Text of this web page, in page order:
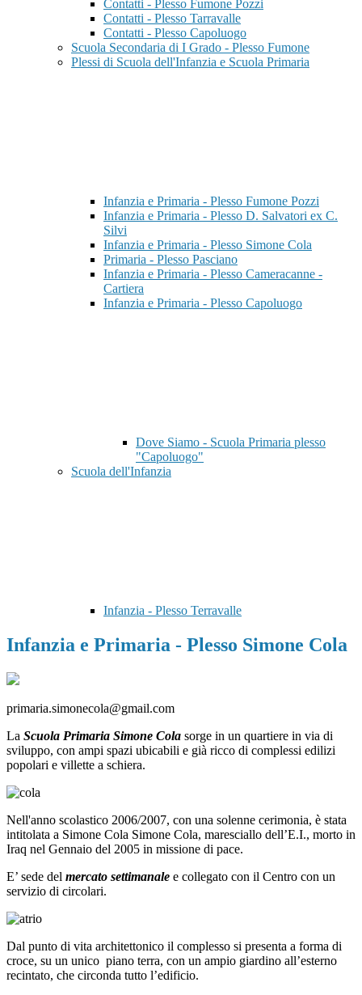
Contatti - Plesso Fumone Pozzi
Contatti - Plesso Tarravalle
Contatti - Plesso Capoluogo
Scuola Secondaria di I Grado - Plesso Fumone
Plessi di Scuola dell'Infanzia e Scuola Primaria
Infanzia e Primaria - Plesso Fumone Pozzi
Infanzia e Primaria - Plesso D. Salvatori ex C.
Silvi
Infanzia e Primaria - Plesso Simone Cola
Primaria - Plesso Pasciano
Infanzia e Primaria - Plesso Cameracanne -
Cartiera
Infanzia e Primaria - Plesso Capoluogo
Dove Siamo - Scuola Primaria plesso
"Capoluogo"
Scuola dell'Infanzia
Infanzia - Plesso Terravalle
Infanzia e Primaria - Plesso Simone Cola
primaria.simonecola@gmail.com
La Scuola Primaria Simone Cola sorge in un quartiere in via di
sviluppo, con ampi spazi ubicabili e già ricco di complessi edilizi
popolari e villette a schiera.
Nell'anno scolastico 2006/2007, con una solenne cerimonia, è stata
intitolata a Simone Cola Simone Cola, maresciallo dell’E.I., morto in
Iraq nel Gennaio del 2005 in missione di pace.
E’ sede del mercato settimanale e collegato con il Centro con un
servizio di circolari.
Dal punto di vita architettonico il complesso si presenta a forma di
croce, su un unico piano terra, con un ampio giardino all’esterno
recintato, che circonda tutto l’edificio.